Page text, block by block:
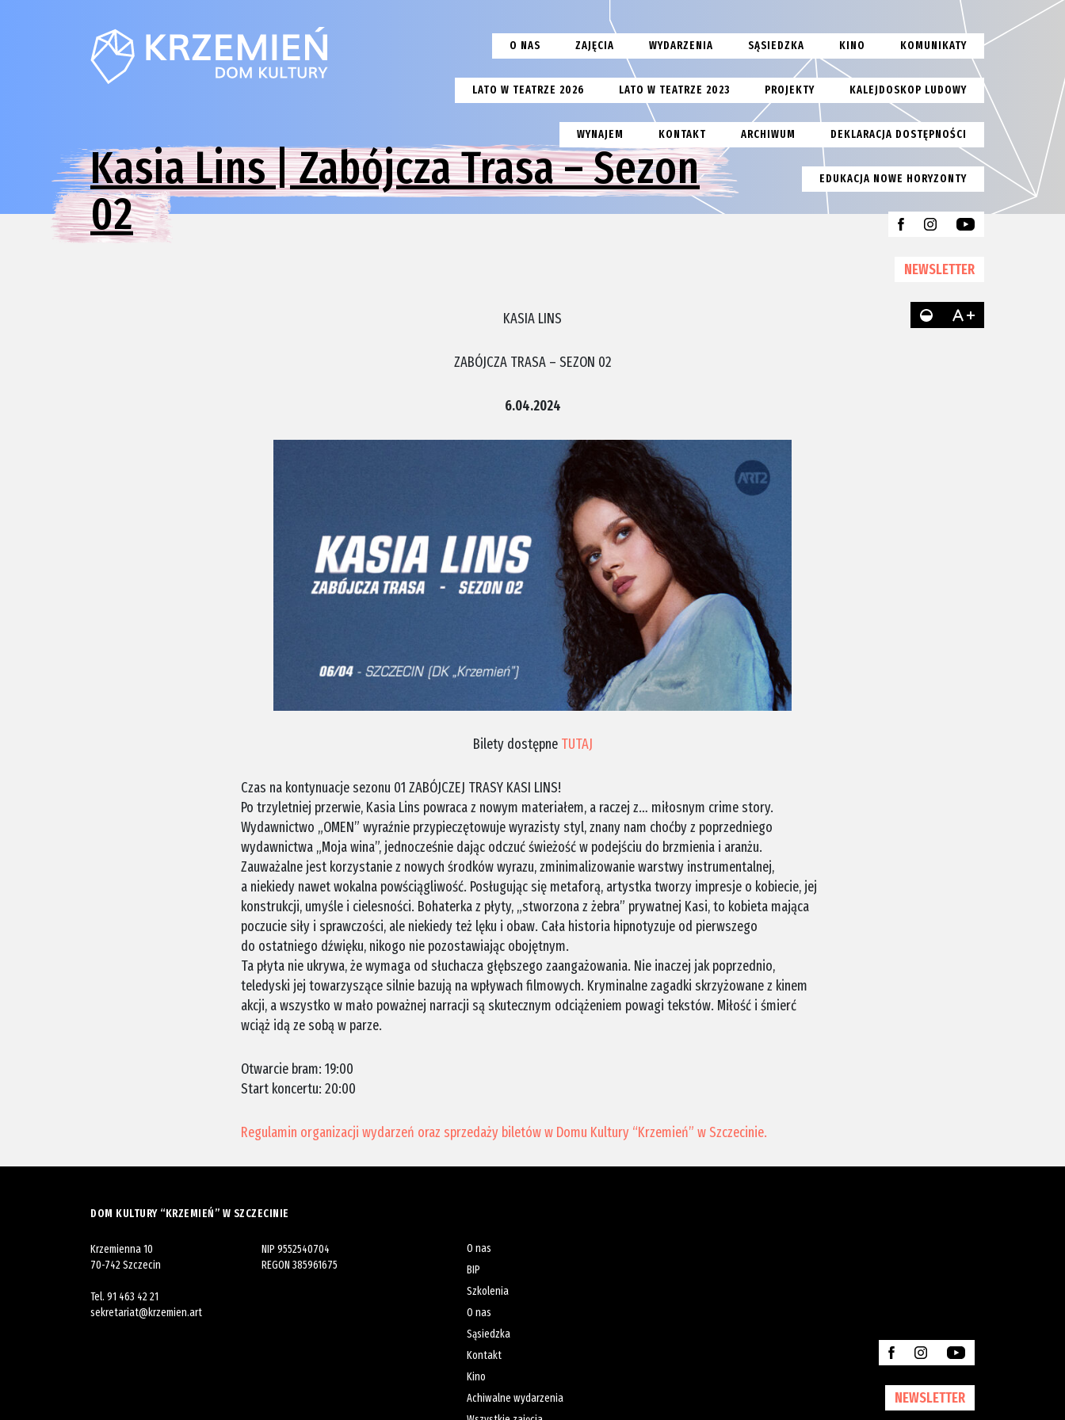
O NAS ZAJĘCIA WYDARZENIA SĄSIEDZKA KINO KOMUNIKATY
LATO W TEATRZE 2026 LATO W TEATRZE 2023 PROJEKTY KALEJDOSKOP LUDOWY
WYNAJEM KONTAKT ARCHIWUM DEKLARACJA DOSTĘPNOŚCI
EDUKACJA NOWE HORYZONTY
NEWSLETTER
Kasia Lins | Zabójcza Trasa – Sezon
02
KASIA LINS
ZABÓJCZA TRASA – SEZON 02
6.04.2024
Bilety dostępne TUTAJ
Czas na kontynuacje sezonu 01 ZABÓJCZEJ TRASY KASI LINS!
Po trzyletniej przerwie, Kasia Lins powraca z nowym materiałem, a raczej z… miłosnym crime story.
Wydawnictwo „OMEN” wyraźnie przypieczętowuje wyrazisty styl, znany nam choćby z poprzedniego
wydawnictwa „Moja wina”, jednocześnie dając odczuć świeżość w podejściu do brzmienia i aranżu.
Zauważalne jest korzystanie z nowych środków wyrazu, zminimalizowanie warstwy instrumentalnej,
a niekiedy nawet wokalna powściągliwość. Posługując się metaforą, artystka tworzy impresje o kobiecie, jej
konstrukcji, umyśle i cielesności. Bohaterka z płyty, „stworzona z żebra” prywatnej Kasi, to kobieta mająca
poczucie siły i sprawczości, ale niekiedy też lęku i obaw. Cała historia hipnotyzuje od pierwszego
do ostatniego dźwięku, nikogo nie pozostawiając obojętnym.
Ta płyta nie ukrywa, że wymaga od słuchacza głębszego zaangażowania. Nie inaczej jak poprzednio,
teledyski jej towarzyszące silnie bazują na wpływach filmowych. Kryminalne zagadki skrzyżowane z kinem
akcji, a wszystko w mało poważnej narracji są skutecznym odciążeniem powagi tekstów. Miłość i śmierć
wciąż idą ze sobą w parze.
Otwarcie bram: 19:00
Start koncertu: 20:00
Regulamin organizacji wydarzeń oraz sprzedaży biletów w Domu Kultury “Krzemień” w Szczecinie.
DOM KULTURY “KRZEMIEŃ” W SZCZECINIE
Krzemienna 10
70-742 Szczecin
Tel. 91 463 42 21
sekretariat@krzemien.art
NIP 9552540704
REGON 385961675
O nas
BIP
Szkolenia
O nas
Sąsiedzka
Kontakt
Kino
Achiwalne wydarzenia
NEWSLETTER